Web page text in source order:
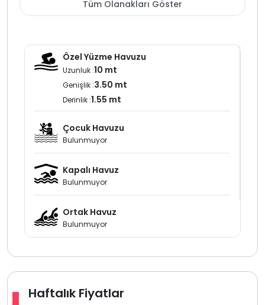
ücreti fiyatlara dahildir Isıtma sistemi hava koşullarına bağlı
olarak ortalama 24 ile 29 derece arasında su sıcaklığı
Kalkan İslamlar bölgesinde sakin doğa atmosferi, korunaklı
havuz alanı, sauna, Türk hamamı ve ısıtmalı havuz avantajıyla
dört mevsim değerlendirilebilecek rahat bir tatil imkanı sunar
Özellikle balayı villa konsepti arayan çiftler ve mahremiyete
Villamızın fiyatları GBP üzerinden hesaplanmaktadır. Kur
değişikliklerine bağlı olarak liste fiyatlarında değişiklik olabilir.
Villamız doğa içerisinde yer aldığı için villa sahipleri
tarafından düzenli ilaçlama yapılmaktadır. Buna rağmen
Birlikte tatil planlayan aile ve arkadaş grupları için, aynı
konaklama imkânı sunarak birbirine yakın tatil yapma avantajı
sağlamaktadır.
Tüm Olanakları Göster
Özel Yüzme Havuzu
Uzunluk :10 mt
Genişlik :3.50 mt
Derinlik :1.55 mt
Çocuk Havuzu
Bulunmuyor
Kapalı Havuz
Bulunmuyor
Ortak Havuz
Bulunmuyor
Haftalık Fiyatlar